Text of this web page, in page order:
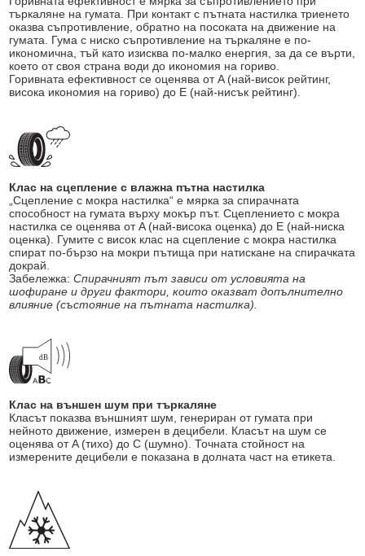
търкаляне на гумата. При контакт с пътната настилка триенето
оказва съпротивление, обратно на посоката на движение на
гумата. Гума с ниско съпротивление на търкаляне е по-
икономична, тъй като изисква по-малко енергия, за да се върти,
което от своя страна води до икономия на гориво.
Горивната ефективност се оценява от A (най-висок рейтинг,
висока икономия на гориво) до E (най-нисък рейтинг).
Клас на сцепление с влажна пътна настилка
„Сцепление с мокра настилка“ е мярка за спирачната
способност на гумата върху мокър път. Сцеплението с мокра
настилка се оценява от A (най-висока оценка) до E (най-ниска
оценка). Гумите с висок клас на сцепление с мокра настилка
спират по-бързо на мокри пътища при натискане на спирачката
докрай.
Забележка:Спирачният път зависи от условията на
шофиране и други фактори, които оказват допълнително
влияние (състояние на пътната настилка).
Клас на външен шум при търкаляне
Класът показва външният шум, генериран от гумата при
нейното движение, измерен в децибели. Класът на шум се
оценява от A (тихо) до C (шумно). Точната стойност на
измерените децибели е показана в долната част на етикета.